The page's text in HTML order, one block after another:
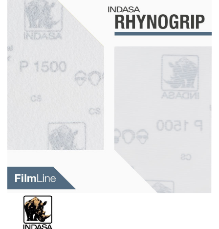
Schleif-Handpads
Zubehör/Hilfsmittel
Abdecken
Spachteln
Werkzeug & Maschinen
Reinigen
Arbeitsschutz